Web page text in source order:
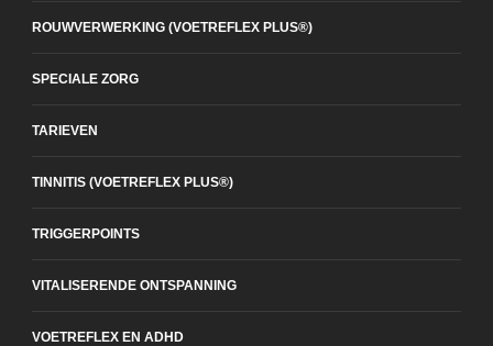
ROUWVERWERKING (VOETREFLEX PLUS®)
SPECIALE ZORG
TARIEVEN
TINNITIS (VOETREFLEX PLUS®)
TRIGGERPOINTS
VITALISERENDE ONTSPANNING
VOETREFLEX EN ADHD